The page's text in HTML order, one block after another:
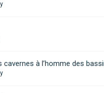
cavernes à l’homme des